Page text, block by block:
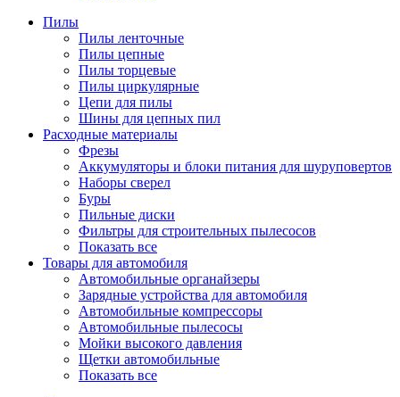
Пилы
Пилы ленточные
Пилы цепные
Пилы торцевые
Пилы циркулярные
Цепи для пилы
Шины для цепных пил
Расходные материалы
Фрезы
Аккумуляторы и блоки питания для шуруповертов
Наборы сверел
Буры
Пильные диски
Фильтры для строительных пылесосов
Показать все
Товары для автомобиля
Автомобильные органайзеры
Зарядные устройства для автомобиля
Автомобильные компрессоры
Автомобильные пылесосы
Мойки высокого давления
Щетки автомобильные
Показать все